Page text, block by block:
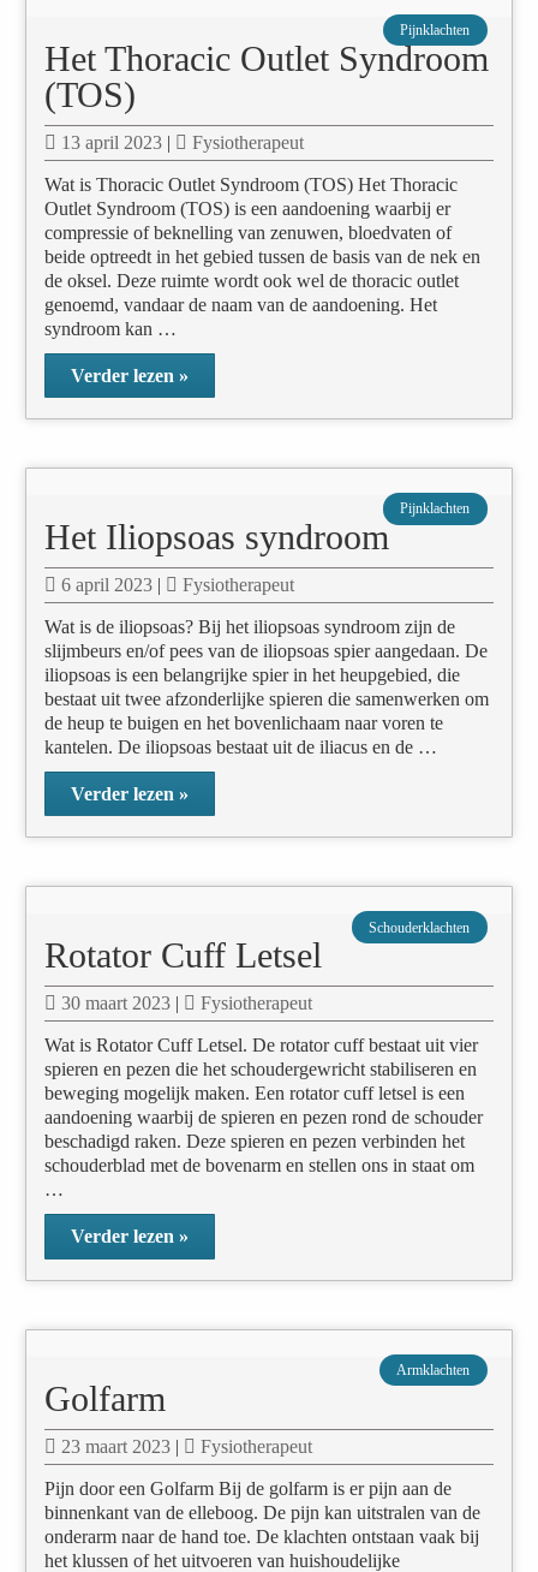
Pijnklachten
Het Thoracic Outlet Syndroom
(TOS)
13 april 2023 | Fysiotherapeut
Wat is Thoracic Outlet Syndroom (TOS) Het Thoracic
Outlet Syndroom (TOS) is een aandoening waarbij er
compressie of beknelling van zenuwen, bloedvaten of
beide optreedt in het gebied tussen de basis van de nek en
de oksel. Deze ruimte wordt ook wel de thoracic outlet
genoemd, vandaar de naam van de aandoening. Het
syndroom kan …
Verder lezen »
Pijnklachten
Het Iliopsoas syndroom
6 april 2023 | Fysiotherapeut
Wat is de iliopsoas? Bij het iliopsoas syndroom zijn de
slijmbeurs en/of pees van de iliopsoas spier aangedaan. De
iliopsoas is een belangrijke spier in het heupgebied, die
bestaat uit twee afzonderlijke spieren die samenwerken om
de heup te buigen en het bovenlichaam naar voren te
kantelen. De iliopsoas bestaat uit de iliacus en de …
Verder lezen »
Schouderklachten
Rotator Cuff Letsel
30 maart 2023 Fysiotherapeut
Wat is Rotator Cuff Letsel. De rotator cuff bestaat uit vier
spieren en pezen die het schoudergewricht stabiliseren en
beweging mogelijk maken. Een rotator cuff letsel is een
aandoening waarbij de spieren en pezen rond de schouder
beschadigd raken. Deze spieren en pezen verbinden het
schouderblad met de bovenarm en stellen ons in staat om
…
Verder lezen »
Armklachten
Golfarm
23 maart 2023 | Fysiotherapeut
Pijn door een Golfarm Bij de golfarm is er pijn aan de
binnenkant van de elleboog. De pijn kan uitstralen van de
onderarm naar de hand toe. De klachten ontstaan vaak bij
het klussen of het uitvoeren van huishoudelijke